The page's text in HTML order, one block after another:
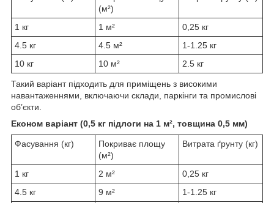
(м²)
1 кг 1 м²
0,25 кг
4.5 кг
4.5 м²
1-1.25 кг
10 кг
10 м² 2.5 кг
Такий варіант підходить для приміщень з високими
навантаженнями, включаючи склади, паркінги та промислові
об’єкти.
Економ варіант (0,5 кг підлоги на 1 м², товщина 0,5 мм)
Фасування (кг)
Покриває площу
(м²)
Витрата ґрунту (кг)
1 кг 2 м²
0,25 кг
4.5 кг
9 м²
1-1.25 кг